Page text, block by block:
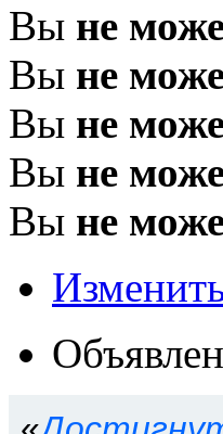
Вы не
Вы не
Вы не
Вы не
Вы не